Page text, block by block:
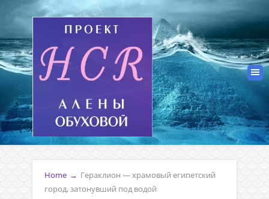
Home → Гераклион — храмовый египетский
город, затонувший под водой